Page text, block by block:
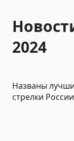
2024
Названы
стрелки